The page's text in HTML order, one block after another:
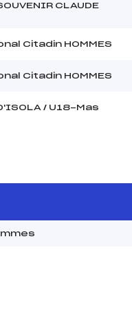
CLAUDE
Citadin HOMMES
Citadin HOMMES
/ U18-Mas